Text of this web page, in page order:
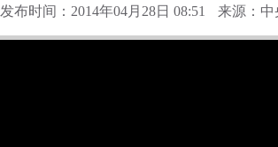
发布时间：2014年04月28日 08:51 来源：中